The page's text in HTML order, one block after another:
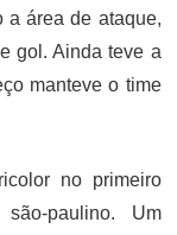
a área de ataque,
gol. Ainda teve a
manteve o time
no primeiro
paulino. Um